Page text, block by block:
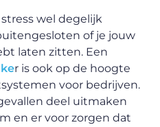
wel degelijk
of je jouw
laten zitten. Een
r is ook op de hoogte
voor bedrijven.
deel uitmaken
en er voor zorgen dat